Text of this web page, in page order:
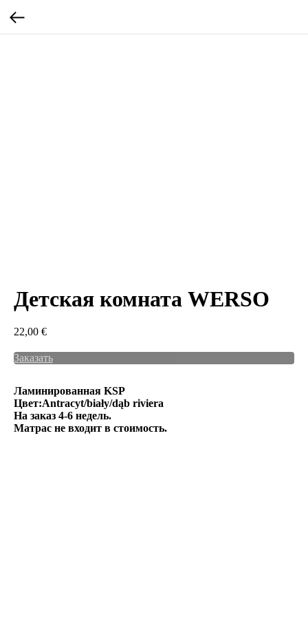
Детская комната WERSO
22,00 €
Заказать
Ламинированная KSP
Цвет:Antracyt/biały/dąb riviera
На заказ 4-6 недель.
Матрас не входит в стоимость.